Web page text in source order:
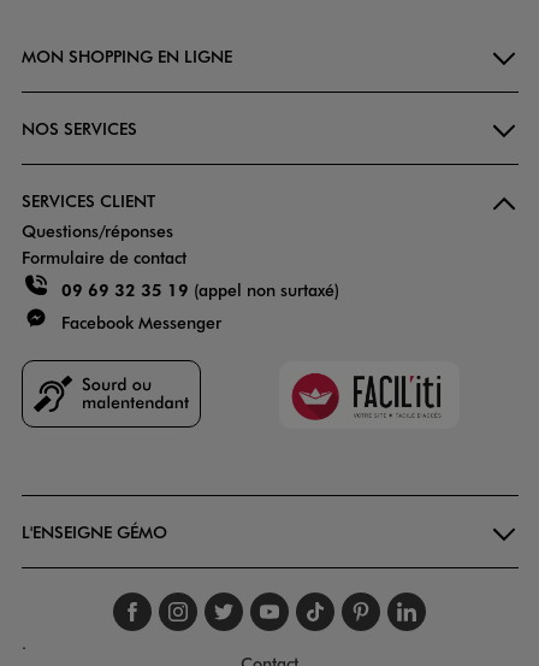
MON SHOPPING EN LIGNE
NOS SERVICES
SERVICES CLIENT
Questions/réponses
Formulaire de contact
09 69 32 35 19 (appel non surtaxé)
Facebook Messenger
Faciliti
L'ENSEIGNE GÉMO
Suivez-nous sur
Suivez-nous sur
Suivez-nous sur
Suivez-nous
Suivez-nous
Suivez-
.